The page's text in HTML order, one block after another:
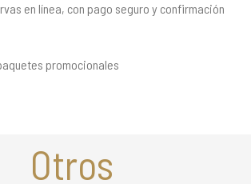
en línea, con pago seguro y confirmación
promocionales
Otros